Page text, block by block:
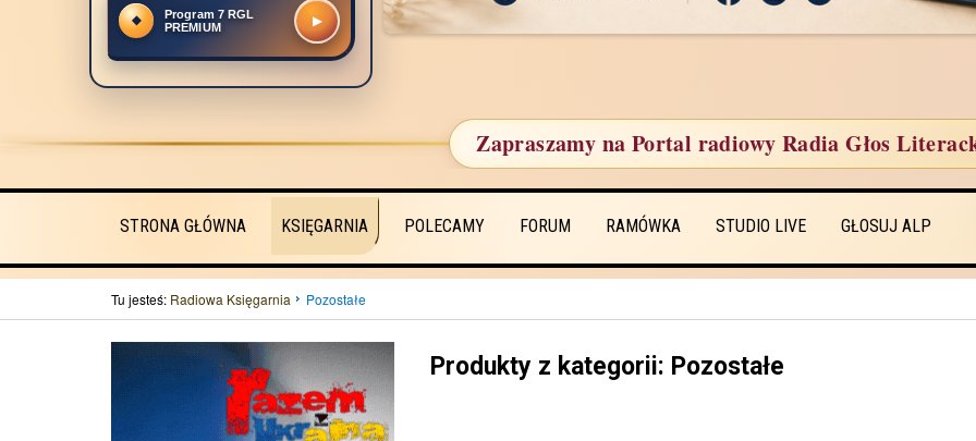
Program 7 RGL
PREMIUM
▶
Zapraszamy na Portal radiowy Radia Głos
STRONA GŁÓWNA KSIĘGARNIA POLECAMY FORUM RAMÓWKA STUDIO LIVE GŁOSUJ ALP
Tu jesteś: Radiowa Księgarnia Pozostałe
Produkty z kategorii: Pozostałe